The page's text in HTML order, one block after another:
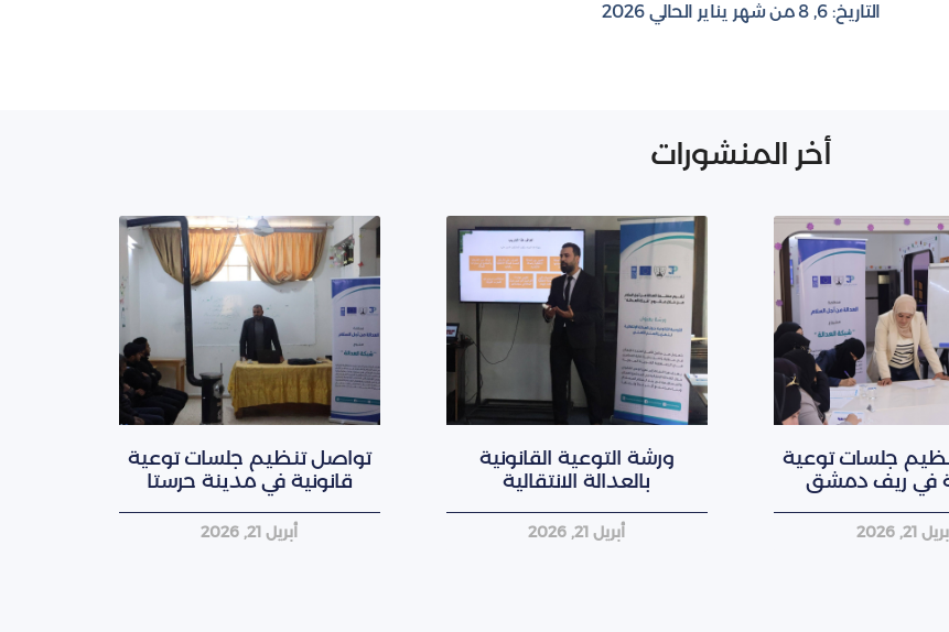
التاريخ: 6, 8 من شهر يناير الحالي 2026
أخر المنشورات
جلسات توعية
في ريف دمشق
21, 2026
ورشة التوعية القانونية
بالعدالة الانتقالية
أبريل 21, 2026
تواصل تنظيم جلسات توعية
قانونية في مدينة حرستا
أبريل 21, 2026